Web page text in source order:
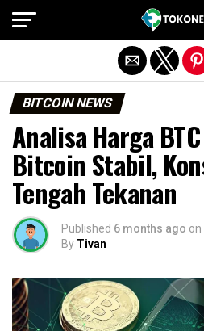
BITCOIN NEWS
Analisa Harga
Bitcoin Stabil,
Tengah Tekanan
Published 6 months ago on
By Tivan
Exit mobile